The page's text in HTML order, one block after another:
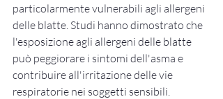
particolarmente vulnerabili agli allergeni
delle blatte. Studi hanno dimostrato che
l'esposizione agli allergeni delle blatte
può peggiorare i sintomi dell'asma e
contribuire all'irritazione delle vie
respiratorie nei soggetti sensibili.